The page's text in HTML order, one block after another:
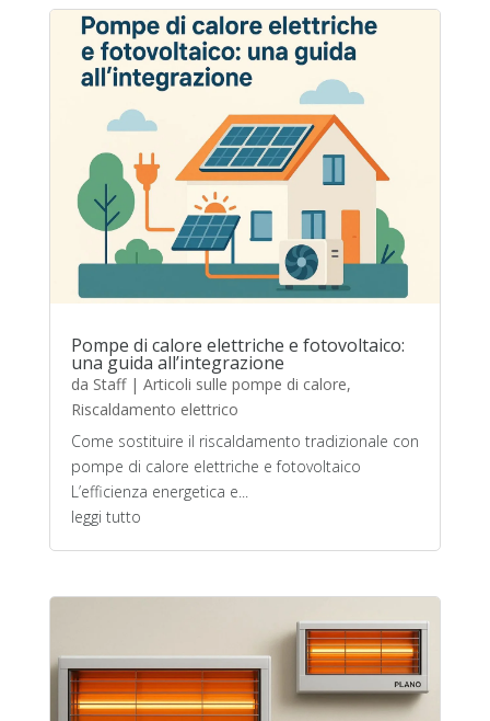
Pompe di calore elettriche e fotovoltaico:
una guida all’integrazione
da Staff| Articoli sulle pompe di calore,
Riscaldamento elettrico
Come sostituire il riscaldamento tradizionale con
pompe di calore elettriche e fotovoltaico
L’efficienza energetica e...
leggi tutto